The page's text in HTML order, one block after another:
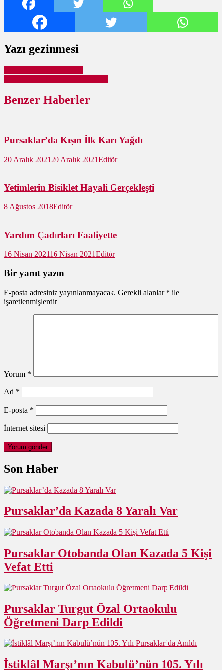
Yazı gezinmesi
Benzer Haberler
Pursaklar’da Kışın İlk Karı Yağdı
20 Aralık 2021 20 Aralık 2021Editör
Yetimlerin Bisiklet Hayali Gerçekleşti
8 Ağustos 2018Editör
Yardım Çadırları Faaliyette
16 Nisan 202116 Nisan 2021Editör
Bir yanıt yazın
E-posta adresiniz yayınlanmayacak. Gerekli alanlar * ile
işaretlenmişlerdir
Yorum *
Ad *
E-posta *
İnternet sitesi
Son Haber
Pursaklar’da Kazada 8 Yaralı Var
Pursaklar Otobanda Olan Kazada 5 Kişi
Vefat Etti
Pursaklar Turgut Özal Ortaokulu
Öğretmeni Darp Edildi
İstiklâl Marşı’nın Kabulü’nün 105. Yılı